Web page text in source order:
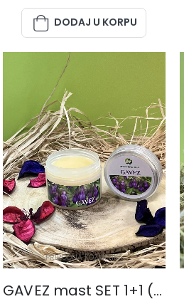
DODAJ U KORPU
PRIRODNA KOZMETIKA
GAVEZ mast SET 1+1 (dvije kutije)